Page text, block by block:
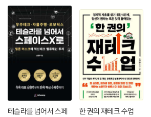
테슬라를 넘어서 스페
한 권의 재테크 수업